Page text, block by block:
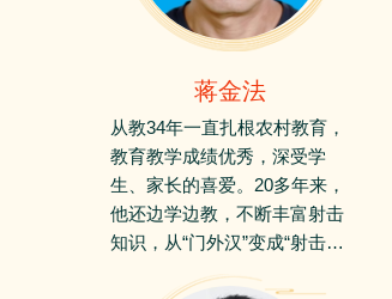
蒋金法
从教34年一直扎根农村教育，
教育教学成绩优秀，深受学
生、家长的喜爱。20多年来，
他还边学边教，不断丰富射击
知识，从“门外汉”变成“射击